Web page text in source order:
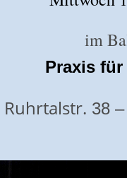
im
Praxis
Ruhrtalstr. 38 –